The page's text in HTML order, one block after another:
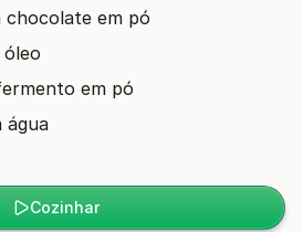
chocolate em pó
em pó
água
Cozinhar